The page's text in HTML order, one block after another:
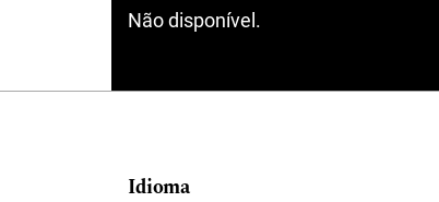
Não disponível.
Idioma